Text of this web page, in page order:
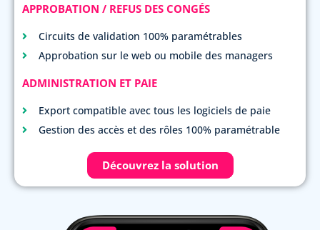
APPROBATION / REFUS DES CONGÉS
Circuits de validation 100% paramétrables
Approbation sur le web ou mobile des managers
ADMINISTRATION ET PAIE
Export compatible avec tous les logiciels de paie
Gestion des accès et des rôles 100% paramétrable
Découvrez la solution